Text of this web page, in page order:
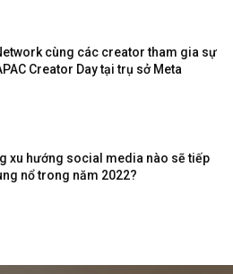
cùng các creator tham gia sự
Creator Day tại trụ sở Meta
xu hướng social media nào sẽ tiếp
nổ trong năm 2022?